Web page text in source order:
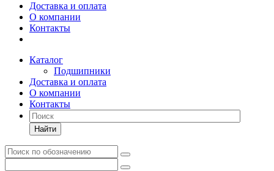
Доставка и оплата
О компании
Контакты
Каталог
Подшипники
Доставка и оплата
О компании
Контакты
Найти